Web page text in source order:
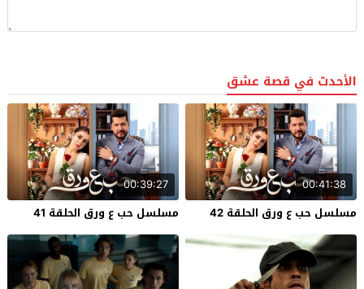
الأحدث في قصة عشق
00:41:38
مسلسل حب ع ورق الحلقة 42
00:39:27
مسلسل حب ع ورق الحلقة 41